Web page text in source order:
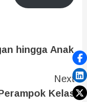
hingga Anak
Next
Kelas